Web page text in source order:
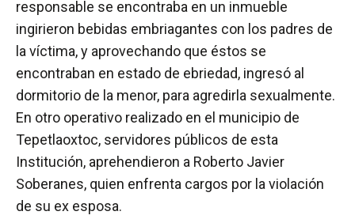
responsable se encontraba en un inmueble
ingirieron bebidas embriagantes con los padres de
la víctima, y aprovechando que éstos se
encontraban en estado de ebriedad, ingresó al
dormitorio de la menor, para agredirla sexualmente.
En otro operativo realizado en el municipio de
Tepetlaoxtoc, servidores públicos de esta
Institución, aprehendieron a Roberto Javier
Soberanes, quien enfrenta cargos por la violación
de su ex esposa.